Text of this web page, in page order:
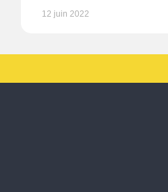
12 juin 2022